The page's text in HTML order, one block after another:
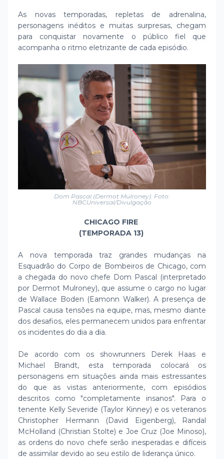
As novas temporadas, repletas de adrenalina,
personagens inéditos e muitas surpresas, chegam
para conquistar novamente o público fiel que
acompanha o ritmo eletrizante de cada episódio.
Dom Pascal (Dermot Mulroney). Foto:
NBCUniversal/Divulgação
CHICAGO FIRE
(TEMPORADA 13)
A nova temporada traz grandes mudanças na
Esquadrão do Corpo de Bombeiros de Chicago, com
a chegada do novo chefe Dom Pascal (interpretado
por Dermot Mulroney), que assume o cargo no lugar
de Wallace Boden (Eamonn Walker). A presença de
Pascal causa tensões na equipe, mas, mesmo diante
dos desafios, eles permanecem unidos para enfrentar
os incidentes do dia a dia.
De acordo com os showrunners Derek Haas e
Michael Brandt, esta temporada colocará os
personagens em situações ainda mais estressantes
do que as vistas anteriormente, com episódios
descritos como "completamente insanos". Para o
tenente Kelly Severide (Taylor Kinney) e os veteranos
Christopher Hermann (David Eigenberg), Randal
McHolland (Christian Stolte) e Joe Cruz (Joe Minoso),
as ordens do novo chefe serão inesperadas e difíceis
de assimilar devido ao seu estilo de liderança único.